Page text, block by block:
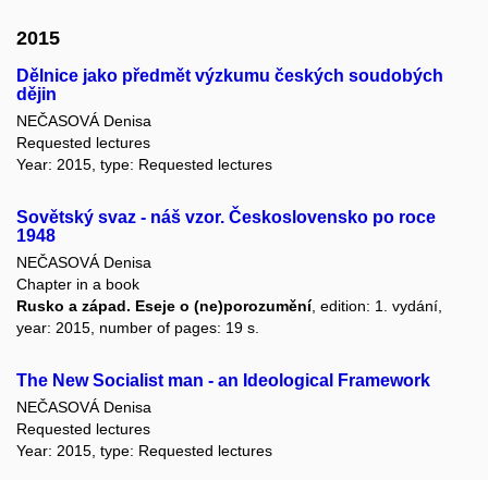
2015
Dělnice jako předmět výzkumu českých soudobých
dějin
NEČASOVÁ Denisa
Requested lectures
Year: 2015, type: Requested lectures
Sovětský svaz - náš vzor. Československo po roce
1948
NEČASOVÁ Denisa
Chapter in a book
Rusko a západ. Eseje o (ne)porozumění, edition: 1. vydání,
year: 2015, number of pages: 19 s.
The New Socialist man - an Ideological Framework
NEČASOVÁ Denisa
Requested lectures
Year: 2015, type: Requested lectures